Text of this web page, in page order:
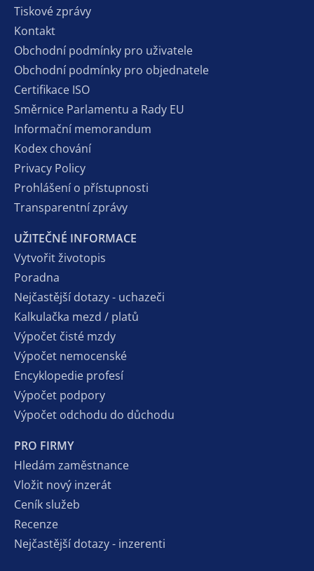
Tiskové zprávy
Kontakt
Obchodní podmínky pro uživatele
Obchodní podmínky pro objednatele
Certifikace ISO
Směrnice Parlamentu a Rady EU
Informační memorandum
Kodex chování
Privacy Policy
Prohlášení o přístupnosti
Transparentní zprávy
UŽITEČNÉ INFORMACE
Vytvořit životopis
Poradna
Nejčastější dotazy - uchazeči
Kalkulačka mezd / platů
Výpočet čisté mzdy
Výpočet nemocenské
Encyklopedie profesí
Výpočet podpory
Výpočet odchodu do důchodu
PRO FIRMY
Hledám zaměstnance
Vložit nový inzerát
Ceník služeb
Recenze
Nejčastější dotazy - inzerenti